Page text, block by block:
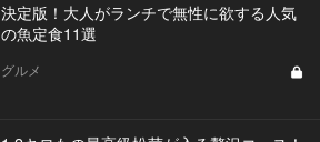
決定版！大人がランチで無性に欲する人気
の魚定食11選
グルメ